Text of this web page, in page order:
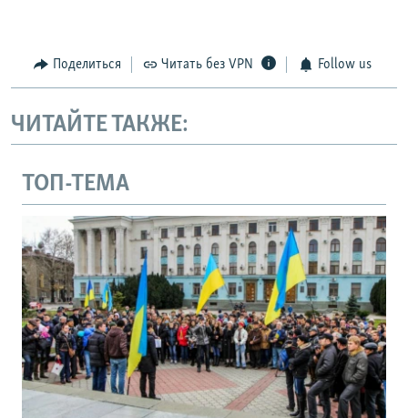
Поделиться Читать без VPN Follow us
ЧИТАЙТЕ ТАКЖЕ:
ТОП-ТЕМА